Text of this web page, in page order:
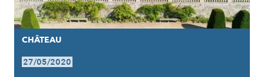
CHÂTEAU
27/05/2020